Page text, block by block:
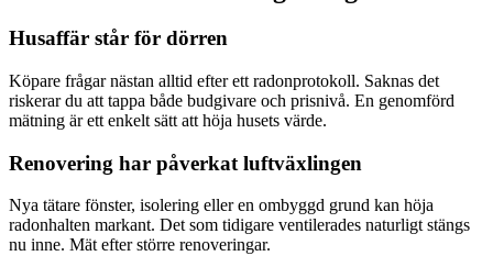
Husaffär står för dörren
Köpare frågar nästan alltid efter ett radonprotokoll. Saknas det
riskerar du att tappa både budgivare och prisnivå. En genomförd
mätning är ett enkelt sätt att höja husets värde.
Renovering har påverkat luftväxlingen
Nya tätare fönster, isolering eller en ombyggd grund kan höja
radonhalten markant. Det som tidigare ventilerades naturligt stängs
nu inne. Mät efter större renoveringar.